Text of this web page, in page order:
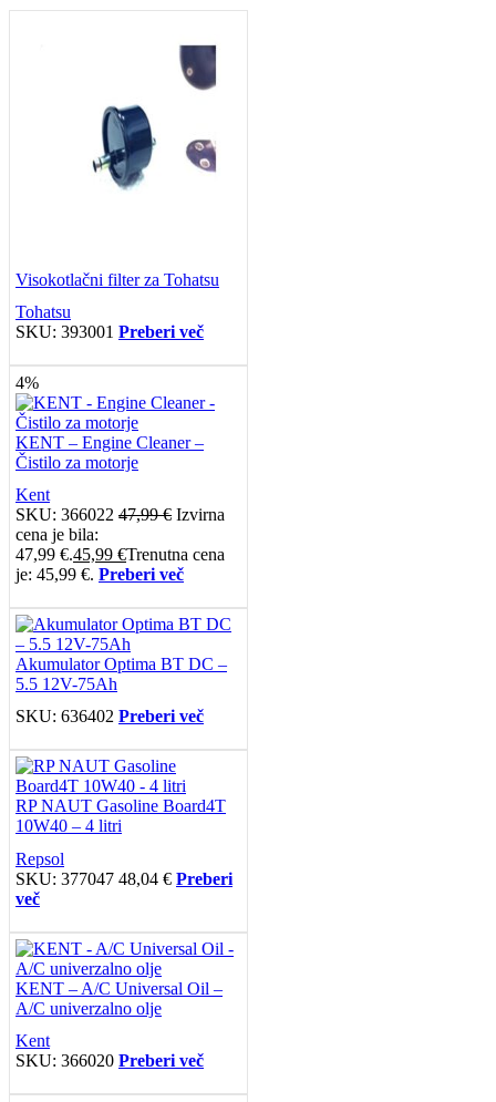
Visokotlačni filter za Tohatsu
Tohatsu
SKU: 393001 Preberi več
4%
KENT – Engine Cleaner –
Čistilo za motorje
Kent
SKU: 366022 47,99€ Izvirna
cena je bila:
47,99 €.45,99 €Trenutna cena
je: 45,99 €. Preberi več
Akumulator Optima BT DC –
5.5 12V-75Ah
SKU: 636402 Preberi več
RP NAUT Gasoline Board4T
10W40 – 4 litri
Repsol
SKU: 377047 48,04 € Preberi
več
KENT – A/C Universal Oil –
A/C univerzalno olje
Kent
SKU: 366020 Preberi več